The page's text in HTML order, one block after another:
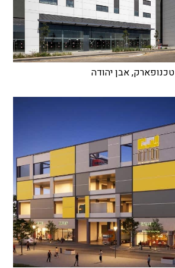
טכנופארק, אבן יהודה